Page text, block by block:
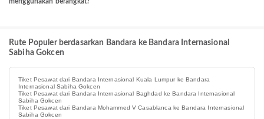
Rute Populer berdasarkan Bandara ke Bandara Internasional
Sabiha Gokcen
Tiket Pesawat dari Bandara Internasional Kuala Lumpur ke Bandara
Internasional Sabiha Gokcen
Tiket Pesawat dari Bandara Internasional Baghdad ke Bandara Internasional
Sabiha Gokcen
Tiket Pesawat dari Bandara Mohammed V Casablanca ke Bandara Internasional
Sabiha Gokcen